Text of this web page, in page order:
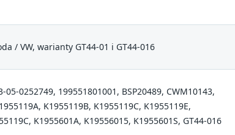
/ VW, warianty GT44-01 i GT44-016
05-0252749, 199551801001, BSP20489, CWM10143,
K1955119B, K1955119C, K1955119E,
K1955601A, K19556015, K1955601S, GT44-016